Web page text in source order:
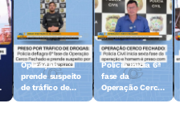
Operação
prende suspeito
de tráfico de
Polícia inicia 6ª
fase da
Operação Cerco